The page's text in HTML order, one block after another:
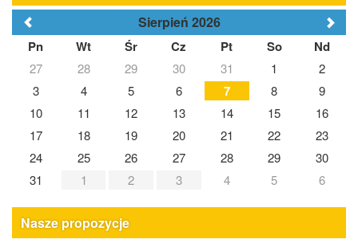
Sierpień 2026
Pn Wt Śr Cz Pt So Nd
27 28 29 30 31 1
2
3
4 5 6 7 8
9
10
11 12 13 14 15
16
17
18 19 20 21 22
23
24
25 26 27 28 29
30
31
1 2 3 4 5 6
Nasze propozycje